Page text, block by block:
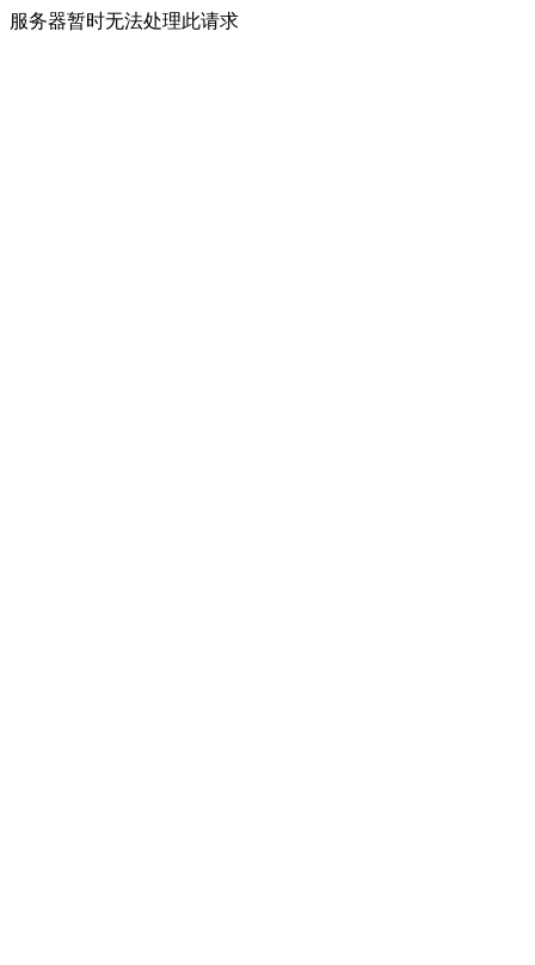
服务器暂时无法处理此请求